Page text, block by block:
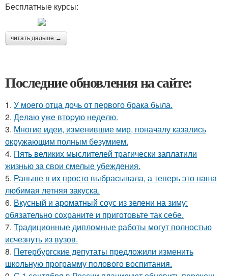
Бесплатные курсы:
читать дальше →
Последние обновления на сайте:
1. У моего отца дочь от первого брака была.
2. Дeлaю yжe втopую нeдeлю.
3. Многие идеи, изменившие мир, поначалу казались
окружающим полным безумием.
4. Пять великих мыслителей трагически заплатили
жизнью за свои смелые убеждения.
5. Раньше я их просто выбрасывала, а теперь это наша
любимая летняя закуска.
6. Вкусный и ароматный соус из зелени на зиму:
обязательно сохраните и приготовьте так себе.
7. Традиционные дипломные работы могут полностью
исчезнуть из вузов.
8. Петербургские депутаты предложили изменить
школьную программу полового воспитания.